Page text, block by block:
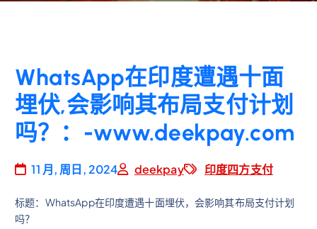
WhatsApp在印度遭遇十面
埋伏,会影响其布局支付计划
吗？：-www.deekpay.com
11 月, 周日, 2024 deekpay 印度四方支付
标题：WhatsApp在印度遭遇十面埋伏，会影响其布局支付计划
吗？